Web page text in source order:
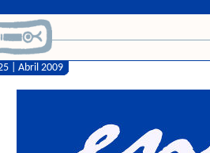
| Abril 2009